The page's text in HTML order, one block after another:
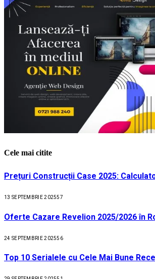
Cele mai citite
Prețuri Construcții Case 2025:
13 SEPTEMBRIE 202557
Oferte Cazare Revelion 2025/2026 în
24 SEPTEMBRIE 202556
Top 10 Serialele cu Cele Mai Bune